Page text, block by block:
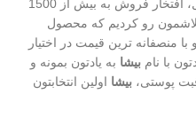
، با بیش از800 تا محصول، افتخار فروش به بیش از 1500
رو کردیم که محصول
با منصفانه ترین قیمت در اختیار
با نام بیشا به یادتون بمونه و
پوستی، بیشا اولین انتخابتون